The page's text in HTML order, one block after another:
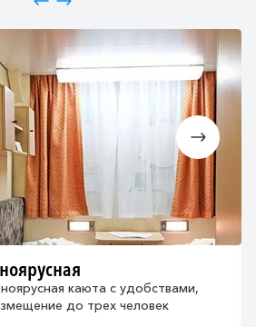
каюта с удобствами,
до трех человек